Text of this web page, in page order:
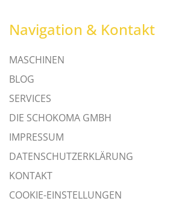
Navigation & Kontakt
MASCHINEN
BLOG
SERVICES
DIE SCHOKOMA GMBH
IMPRESSUM
DATENSCHUTZERKLÄRUNG
KONTAKT
COOKIE-EINSTELLUNGEN